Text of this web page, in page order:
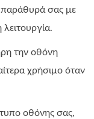
παράθυρά σας με
την οθόνη
χρήσιμο όταν
οθόνης σας,